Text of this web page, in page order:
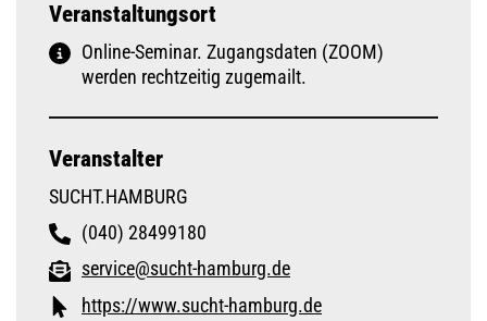
Veranstaltungsort
Online-Seminar. Zugangsdaten (ZOOM)
werden rechtzeitig zugemailt.
Veranstalter
SUCHT.HAMBURG
(040) 28499180
service@sucht-hamburg.de
https://www.sucht-hamburg.de